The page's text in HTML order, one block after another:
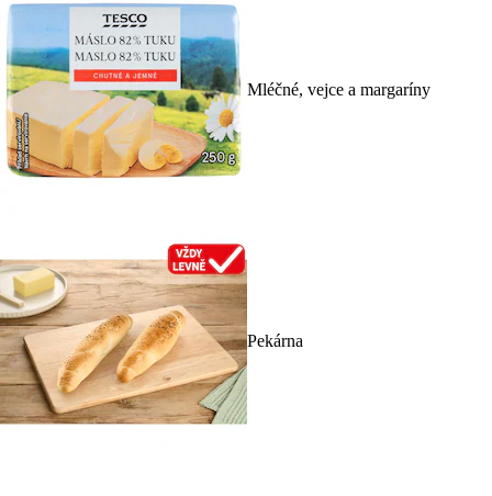
Mléčné, vejce a margaríny
Pekárna